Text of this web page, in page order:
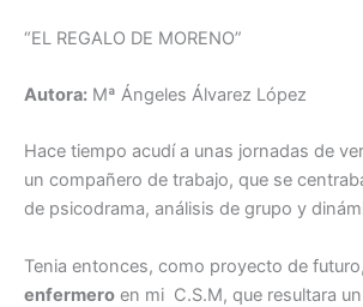
e
o
o
k
er l
e
n
A
p
p
“EL REGALO DE MORENO”
Autora: Mª Ángeles Álvarez López
Hace tiempo acudí a unas jornadas de
un compañero de trabajo, que se
de psicodrama, análisis de grupo y
Tenia entonces, como proyecto de
enfermero en mi C.S.M, que resultara